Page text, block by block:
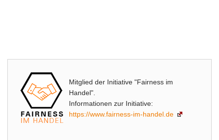
Mitglied der Initiative "Fairness im
Handel".
Informationen zur Initiative:
https://www.fairness-im-handel.de